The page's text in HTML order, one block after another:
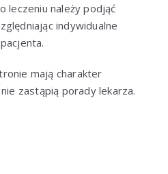
leczeniu należy podjąć
indywidualne
mają charakter
zastąpią porady lekarza.